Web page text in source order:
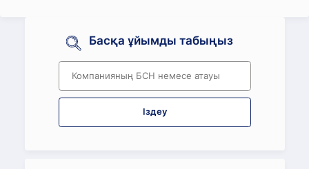
Басқа ұйымды табыңыз
Іздеу